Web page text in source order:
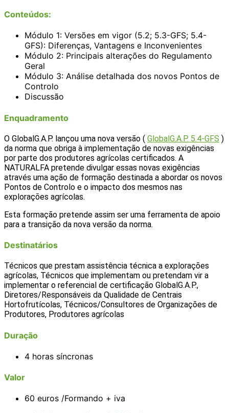
Conteúdos:
Módulo 1: Versões em vigor (5.2; 5.3-GFS; 5.4-
GFS): Diferenças, Vantagens e Inconvenientes
Módulo 2: Principais alterações do Regulamento
Geral
Módulo 3: Análise detalhada dos novos Pontos de
Controlo
Discussão
Enquadramento
O GlobalG.A.P. lançou uma nova versão ( GlobalG.A.P. 5.4-GFS )
da norma que obriga à implementação de novas exigências
por parte dos produtores agrícolas certificados. A
NATURALFA pretende divulgar essas novas exigências
através uma ação de formação destinada a abordar os novos
Pontos de Controlo e o impacto dos mesmos nas
explorações agrícolas.
Esta formação pretende assim ser uma ferramenta de apoio
para a transição da nova versão da norma.
Destinatários
Técnicos que prestam assistência técnica a explorações
agrícolas, Técnicos que implementam ou pretendam vir a
implementar o referencial de certificação GlobalG.A.P.,
Diretores/Responsáveis da Qualidade de Centrais
Hortofrutícolas, Técnicos/Consultores de Organizações de
Produtores, Produtores agrícolas
Duração
4 horas síncronas
Valor
60 euros /Formando + iva